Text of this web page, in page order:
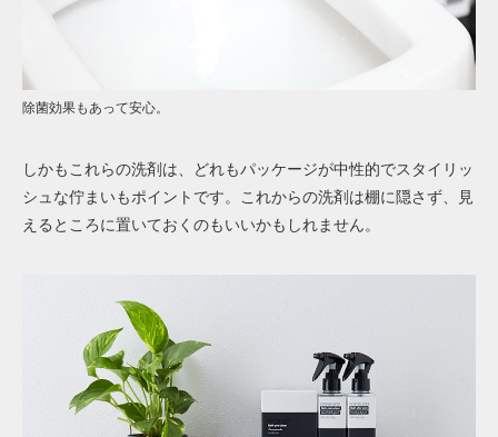
除菌効果もあって安心。
しかもこれらの洗剤は、どれもパッケージが中性的でスタイリッ
シュな佇まいもポイントです。これからの洗剤は棚に隠さず、見
えるところに置いておくのもいいかもしれません。